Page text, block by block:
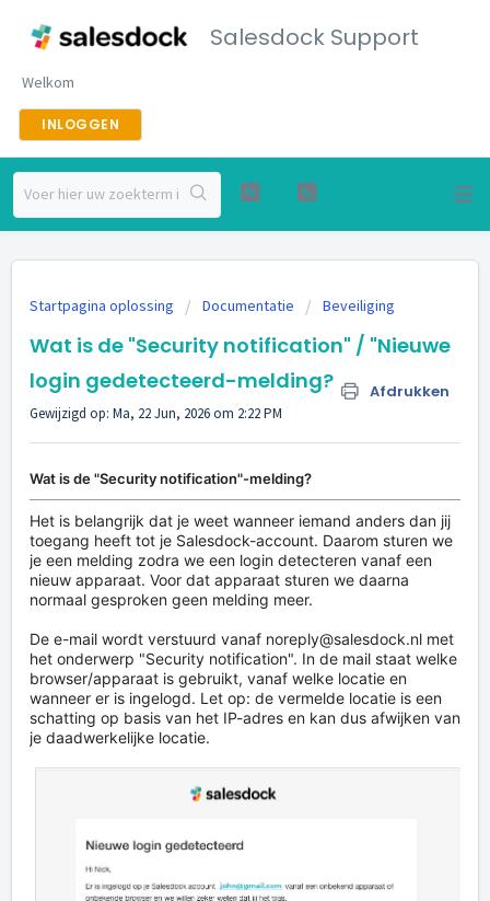
Salesdock Support
Welkom
INLOGGEN
Startpagina oplossing Documentatie Beveiliging
Wat is de "Security notification" / "Nieuwe
login gedetecteerd-melding?
Afdrukken
Gewijzigd op: Ma, 22 Jun, 2026 om 2:22 PM
Wat is de "Security notification"-melding?
Het is belangrijk dat je weet wanneer iemand anders dan jij
toegang heeft tot je Salesdock-account. Daarom sturen we
je een melding zodra we een login detecteren vanaf een
nieuw apparaat. Voor dat apparaat sturen we daarna
normaal gesproken geen melding meer.
De e-mail wordt verstuurd vanaf noreply@salesdock.nl met
het onderwerp "Security notification". In de mail staat welke
browser/apparaat is gebruikt, vanaf welke locatie en
wanneer er is ingelogd. Let op: de vermelde locatie is een
schatting op basis van het IP-adres en kan dus afwijken van
je daadwerkelijke locatie.